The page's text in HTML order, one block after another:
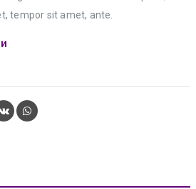
tempor sit amet, ante.